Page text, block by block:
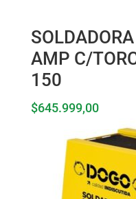
AMP C/
150
$645.999,00